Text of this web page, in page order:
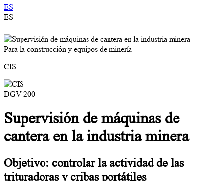
ES
ES
Para la construcción y equipos de minería
CIS
DGV-200
Supervisión de máquinas de
cantera en la industria minera
Objetivo: controlar la actividad de las
trituradoras y cribas portátiles